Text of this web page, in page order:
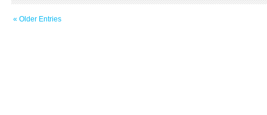
handel
« Older Entries